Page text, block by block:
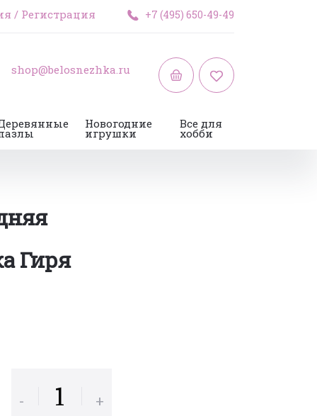
/ Регистрация +7 (495) 650-49-49
shop@belosnezhka.ru
Новогодние
игрушки
Все для
хобби
Гиря
- +